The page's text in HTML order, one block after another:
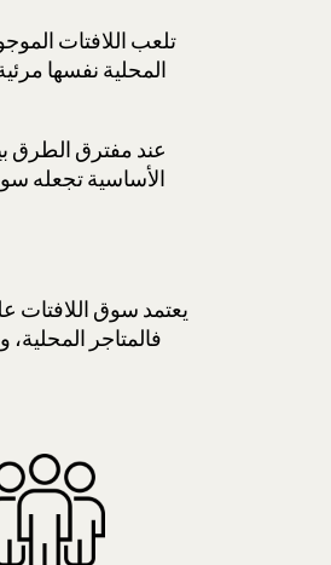
تلعب اللافتات
المحلية نفسها
عند مفترق الطرق
الأساسية تجعله
يعتمد سوق اللافتات
فالمتاجر